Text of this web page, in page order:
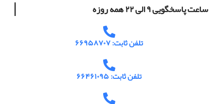
ساعت پاسخگویی ۹ الی ۲۲ همه روزه
تلفن ثابت: ۶۶۹۵۸۷۰۷
تلفن ثابت: ۶۶۴۶۱۰۹۵